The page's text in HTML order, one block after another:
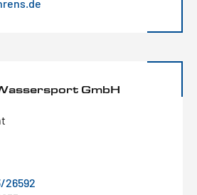
GmbH
26592